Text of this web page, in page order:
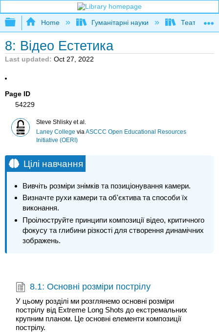
Expand/collapse global hierarchy
Home Гуманітарні науки Театр і кіно
8: Відео Естетика
Last updated Oct 27, 2022
Page ID
54229
Steve Shlisky et al.
Laney College via ASCCC Open Educational Resources
Initiative (OERI)
Цілі навчання
Вивчіть розміри знімків та позиціонування камери.
Визначте рухи камери та об'єктива та способи їх
виконання.
Проілюструйте принципи композиції відео, критичного
фокусу та глибини різкості для створення динамічних
зображень.
8.1: Основні розміри пострілу
У цьому розділі ми розглянемо основні розміри
пострілу від Extreme Long Shots до екстремальних
крупним планом. Це основні елементи композиції
пострілу.